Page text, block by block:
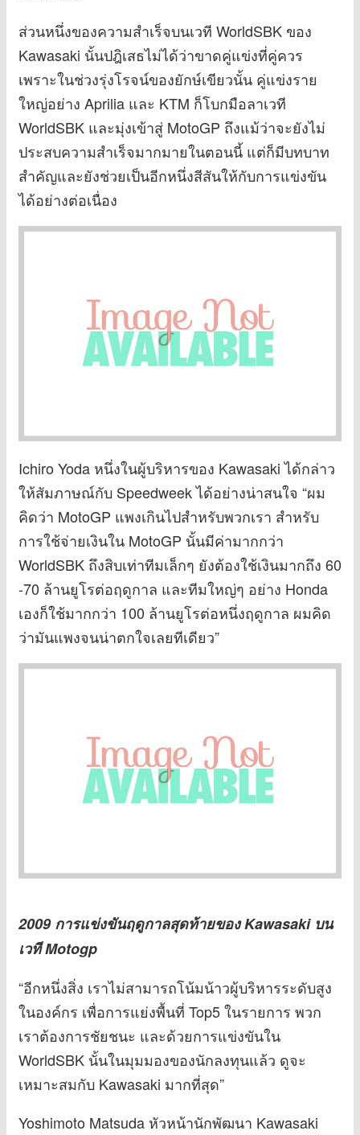
ส่วนหนึ่งของความสำเร็จบนเวที WorldSBK ของ
Kawasaki นั้นปฎิเสธไม่ได้ว่าขาดคู่แข่งที่คู่ควร
เพราะในช่วงรุ่งโรจน์ของยักษ์เขียวนั้น คู่แข่งราย
ใหญ่อย่าง Aprilia และ KTM ก็โบกมือลาเวที
WorldSBK และมุ่งเข้าสู่ MotoGP ถึงแม้ว่าจะยังไม่
ประสบความสำเร็จมากมายในตอนนี้ แต่ก็มีบทบาท
สำคัญและยังช่วยเป็นอีกหนึ่งสีสันให้กับการแข่งขัน
ได้อย่างต่อเนื่อง
Ichiro Yoda หนึ่งในผู้บริหารของ Kawasaki ได้กล่าว
ให้สัมภาษณ์กับ Speedweek ได้อย่างน่าสนใจ “ผม
คิดว่า MotoGP แพงเกินไปสำหรับพวกเรา สำหรับ
การใช้จ่ายเงินใน MotoGP นั้นมีค่ามากกว่า
WorldSBK ถึงสิบเท่าทีมเล็กๆ ยังต้องใช้เงินมากถึง 60
-70 ล้านยูโรต่อฤดูกาล และทีมใหญ่ๆ อย่าง Honda
เองก็ใช้มากกว่า 100 ล้านยูโรต่อหนึ่งฤดูกาล ผมคิด
ว่ามันแพงจนน่าตกใจเลยทีเดียว”
2009 การแข่งขันฤดูกาลสุดท้ายของ Kawasaki บน
เวที Motogp
“อีกหนึ่งสิ่ง เราไม่สามารถโน้มน้าวผู้บริหารระดับสูง
ในองค์กร เพื่อการแย่งพื้นที่ Top5 ในรายการ พวก
เราต้องการชัยชนะ และด้วยการแข่งขันใน
WorldSBK นั้นในมุมมองของนักลงทุนแล้ว ดูจะ
เหมาะสมกับ Kawasaki มากที่สุด”
Yoshimoto Matsuda หัวหน้านักพัฒนา Kawasaki